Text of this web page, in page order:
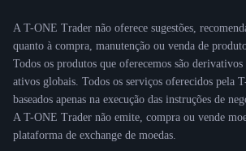
A T-ONE Trader não oferece sugestões,
quanto à compra, manutenção ou venda de
Todos os produtos que oferecemos são derivativos
ativos globais. Todos os serviços oferecidos pela
baseados apenas na execução das instruções de
A T-ONE Trader não emite, compra ou vende
plataforma de exchange de moedas.